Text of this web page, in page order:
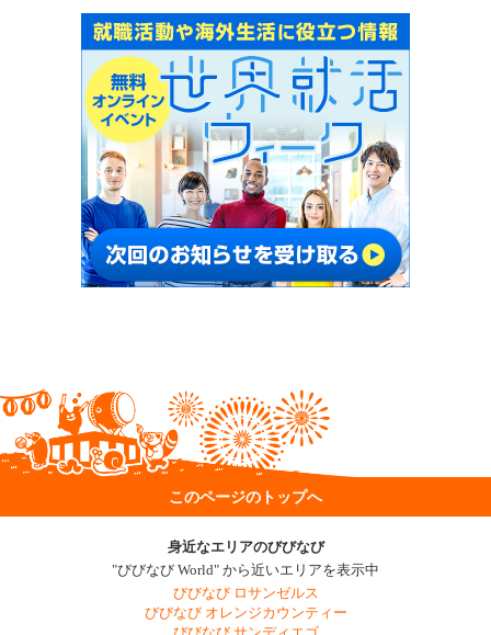
このページのトップへ
身近なエリアのびびなび
"びびなび World" から近いエリアを表示中
びびなび ロサンゼルス
びびなび オレンジカウンティー